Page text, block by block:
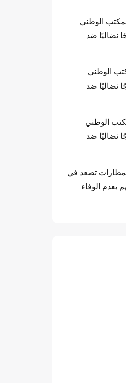
الوطني
نضاليًا ضد
الوطني
نضاليًا ضد
الوطني
نضاليًا ضد
تصعد في
بعدم الوفاء